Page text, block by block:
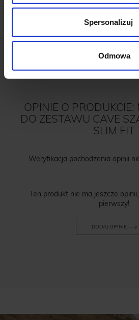
Spersonalizuj
Odmowa
OPINIE O
DO ZESTAWU CAVE
SLIM FIT
Weryfikacja pochodzenia opinii
Ten produkt nie ma jeszcze
pierwszy!
DODAJ OPINIĘ